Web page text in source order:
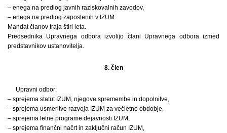
– enega na predlog javnih raziskovalnih zavodov,
– enega na predlog zaposlenih v IZUM.
Mandat članov traja štiri leta.
Predsednika Upravnega odbora izvolijo člani Upravnega odbora izmed
predstavnikov ustanovitelja.
8. člen
Upravni odbor:
– sprejema statut IZUM, njegove spremembe in dopolnitve,
– sprejema usmeritve razvoja IZUM za večletno obdobje,
– sprejema letne programe dejavnosti IZUM,
– sprejema finančni načrt in zaključni račun IZUM,